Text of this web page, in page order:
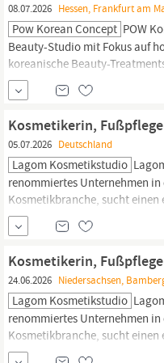
08.07.2026 Hessen, Frankfurt am
Pow Korean Concept POW
Beauty-Studio mit Fokus auf
koreanische Beauty-
Kundenbetreuung. Wir legen
und eine herzliche
Nageldesignerin,die mit
Kosmetikerin,
05.07.2026 Deutschland
Lagom Kosmetikstudio
renommiertes Unternehmen
Kosmetikbranche, sucht
Kosmetiker:in zur Verstärkung
Deutschland. Als Teil unseres
konzentriert, unseren Kunden
Kosmetikerin,
24.06.2026 Niedersachsen,
Lagom Kosmetikstudio
renommiertes Unternehmen
Kosmetikbranche, sucht
Kosmetiker:in zur Verstärkung